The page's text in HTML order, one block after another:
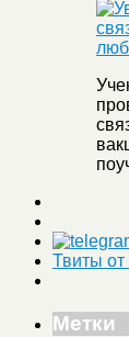
Твиты
Метки